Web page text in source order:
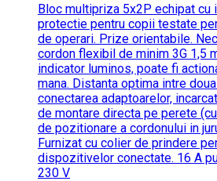
Bloc multipriza 5x2P echipat cu
protectie pentru copii testate
de operari. Prize orientabile.
cordon flexibil de minim 3G 1,5
indicator luminos, poate fi
mana. Distanta optima intre
conectarea adaptoarelor,
de montare directa pe perete
de pozitionare a cordonului in
Furnizat cu colier de prindere
dispozitivelor conectate. 16 A
230 V